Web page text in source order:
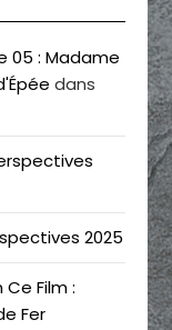
05 : Madame
dans
2025
Ce Film :
Fer